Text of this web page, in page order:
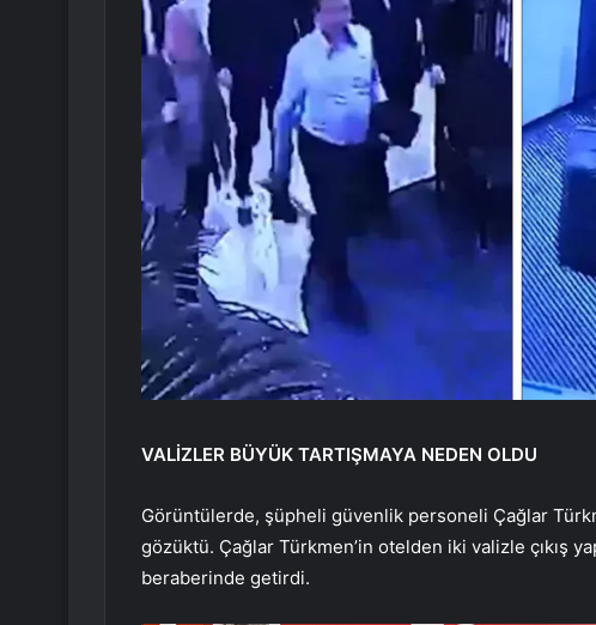
VALİZLER BÜYÜK TARTIŞMAYA NEDEN OLDU
Görüntülerde, şüpheli güvenlik personeli Çağlar
gözüktü. Çağlar Türkmen’in otelden iki valizle çıkış
beraberinde getirdi.